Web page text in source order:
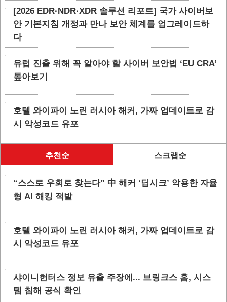
[2026 EDR·NDR·XDR 솔루션 리포트] 국가 사이버보
안 기본지침 개정과 만나 보안 체계를 업그레이드하
다
유럽 진출 위해 꼭 알아야 할 사이버 보안법 ‘EU CRA’
톺아보기
호텔 와이파이 노린 러시아 해커, 가짜 업데이트로 감
시 악성코드 유포
추천순 스크랩순
“스스로 우회로 찾는다” 中 해커 ‘딥시크’ 악용한 자율
형 AI 해킹 적발
호텔 와이파이 노린 러시아 해커, 가짜 업데이트로 감
시 악성코드 유포
샤이니헌터스 정보 유출 주장에... 브링크스 홈, 시스
템 침해 공식 확인